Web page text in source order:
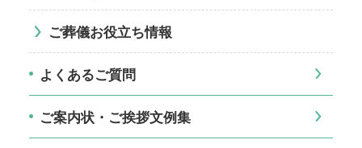
ご葬儀お役立ち情報
よくあるご質問
ご案内状・ご挨拶文例集